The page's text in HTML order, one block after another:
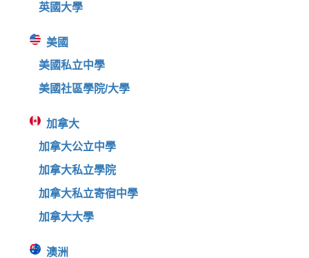
英國大學
美國
美國私立中學
美國社區學院/大學
加拿大
加拿大公立中學
加拿大私立學院
加拿大私立寄宿中學
加拿大大學
澳洲